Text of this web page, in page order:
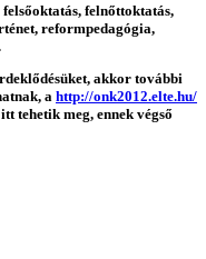
felnőttoktatás,
reformpedagógia,
akkor további
a http://onk2012.elte.hu/
tehetik meg, ennek végső